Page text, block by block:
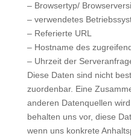
– Browsertyp/
– verwendetes
– Referierte URL
– Hostname des
– Uhrzeit der
Diese Daten sind nicht
zuordenbar. Eine
anderen Datenquellen
behalten uns vor, diese
wenn uns konkrete